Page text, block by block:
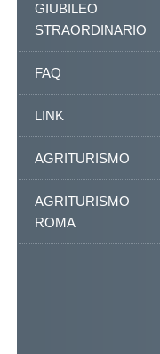
GIUBILEO
STRAORDINARIO
FAQ
LINK
AGRITURISMO
AGRITURISMO
ROMA